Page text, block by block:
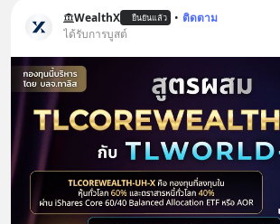
WealthX ยืนยันแล้ว • ติดตาม
ได้รับการบูสต์